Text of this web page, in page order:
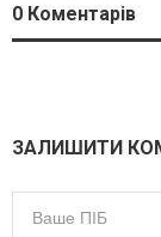
0 Коментарів
ЗАЛИШИТИ